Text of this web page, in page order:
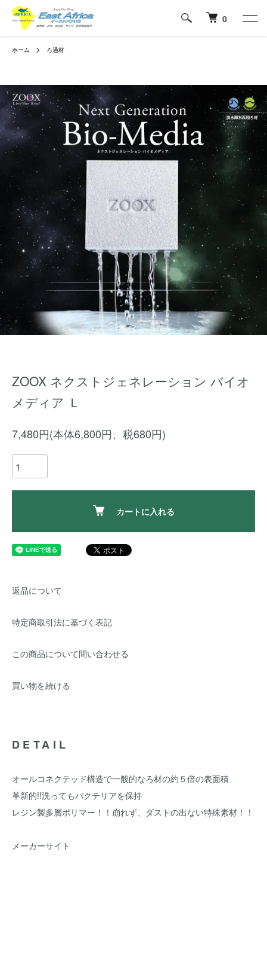
0
ホーム ろ過材
ZOOX ネクストジェネレーション バイオ
メディア Ｌ
7,480円(本体6,800円、税680円)
カートに入れる
返品について
特定商取引法に基づく表記
この商品について問い合わせる
買い物を続ける
DETAIL
オールコネクテッド構造で一般的なろ材の約５倍の表面積
革新的!!洗ってもバクテリアを保持
レジン製多層ポリマー！！崩れず、ダストの出ない特殊素材！！
メーカーサイト